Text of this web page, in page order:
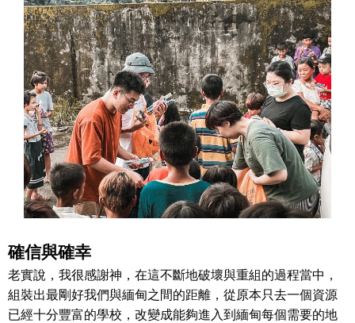
確信與確幸
老實說，我很感謝神，在這不斷地破壞與重組的過程當中，
組裝出最剛好我們與緬甸之間的距離，從原本只去一個資源
已經十分豐富的學校，改變成能夠進入到緬甸每個需要的地